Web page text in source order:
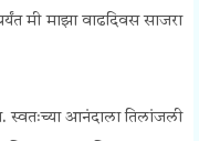
मी माझा वाढदिवस साजरा
स्वतःच्या आनंदाला तिलांजली